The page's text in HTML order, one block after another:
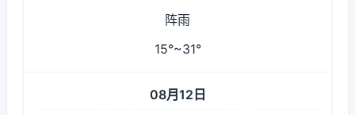
阵雨
15°~31°
08月12日